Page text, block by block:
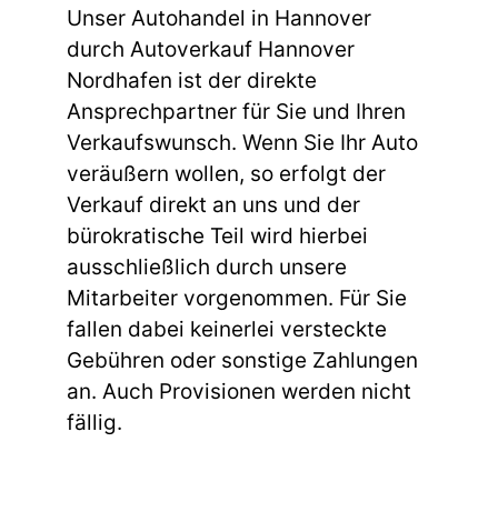
Unser Autohandel in Hannover
durch Autoverkauf Hannover
Nordhafen ist der direkte
Ansprechpartner für Sie und Ihren
Verkaufswunsch. Wenn Sie Ihr Auto
veräußern wollen, so erfolgt der
Verkauf direkt an uns und der
bürokratische Teil wird hierbei
ausschließlich durch unsere
Mitarbeiter vorgenommen. Für Sie
fallen dabei keinerlei versteckte
Gebühren oder sonstige Zahlungen
an. Auch Provisionen werden nicht
fällig.